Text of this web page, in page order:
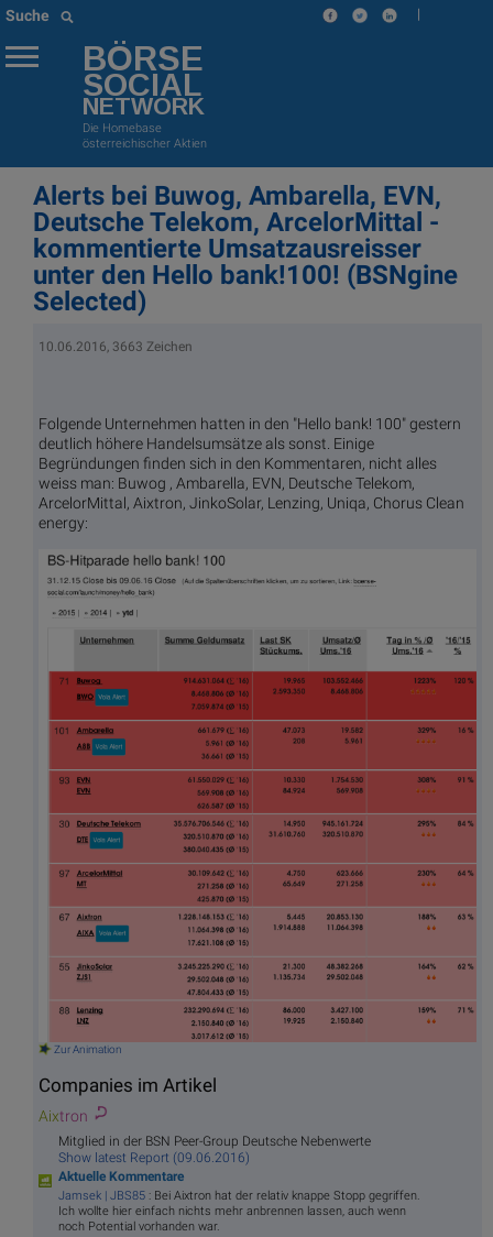
Suche |
BÖRSE
SOCIAL
NETWORK
Die Homebase
österreichischer Aktien
Alerts bei Buwog, Ambarella, EVN,
Deutsche Telekom, ArcelorMittal -
kommentierte Umsatzausreisser
unter den Hello bank!100! (BSNgine
Selected)
10.06.2016, 3663 Zeichen
Folgende Unternehmen hatten in den "Hello bank! 100" gestern
deutlich höhere Handelsumsätze als sonst. Einige
Begründungen finden sich in den Kommentaren, nicht alles
weiss man: Buwog , Ambarella, EVN, Deutsche Telekom,
ArcelorMittal, Aixtron, JinkoSolar, Lenzing, Uniqa, Chorus Clean
energy:
Zur Animation
Companies im Artikel
Aixtron
Mitglied in der BSN Peer-Group Deutsche Nebenwerte
Show latest Report (09.06.2016)
Aktuelle Kommentare
Jamsek | JBS85 : Bei Aixtron hat der relativ knappe Stopp gegriffen.
Ich wollte hier einfach nichts mehr anbrennen lassen, auch wenn
noch Potential vorhanden war.